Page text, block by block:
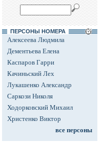
ПЕРСОНЫ НОМЕРА
Алексеева Людмила
Дементьева Елена
Каспаров Гарри
Качиньский Лех
Лукашенко Александр
Саркози Николя
Ходорковский Михаил
Христенко Виктор
все персоны